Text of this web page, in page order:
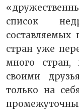
список
составляемых
стран уже
много стран,
своими
только на